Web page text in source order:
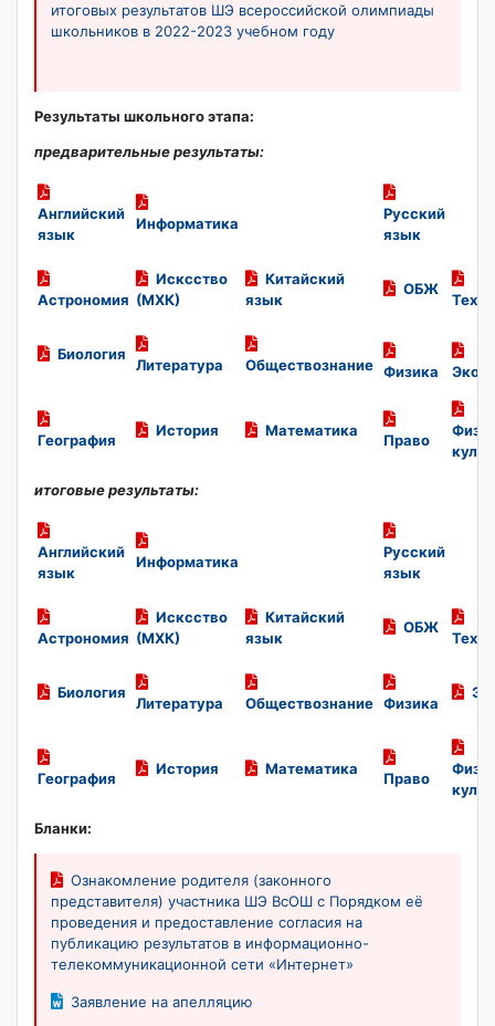
итоговых результатов ШЭ всероссийской олимпиады
школьников в 2022-2023 учебном году
Результаты школьного этапа:
предварительные результаты:
Английский
язык
Информатика
Русский
язык
Астрономия
Исксство
(МХК)
Китайский
язык
ОБЖ
Биология
Литература Обществознание Физика
География
История Математика
Право
итоговые результаты:
Английский
язык
Информатика
Русский
язык
Астрономия
Исксство
(МХК)
Китайский
язык
ОБЖ
Биология
Литература Обществознание Физика
География
История Математика
Право
Бланки:
Ознакомление родителя (законного
представителя) участника ШЭ ВсОШ с Порядком её
проведения и предоставление согласия на
публикацию результатов в информационно-
телекоммуникационной сети «Интернет»
Заявление на апелляцию